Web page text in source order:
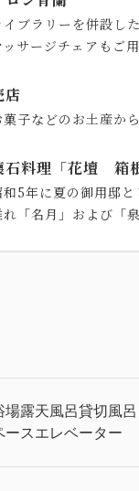
イブラリーを併設し
ッサージチェアもご
店
菓子などのお土産か
石料理「花壇 箱根
和5年に夏の御用邸
れ「名月」および「
場露天風呂貸切風
ースエレベーター